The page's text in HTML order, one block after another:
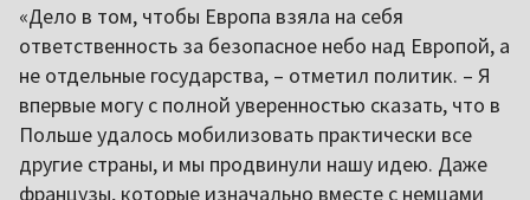
«Дело в том, чтобы Европа взяла на себя
ответственность за безопасное небо над Европой, а
не отдельные государства, – отметил политик. – Я
впервые могу с полной уверенностью сказать, что в
Польше удалось мобилизовать практически все
другие страны, и мы продвинули нашу идею. Даже
французы, которые изначально вместе с немцами